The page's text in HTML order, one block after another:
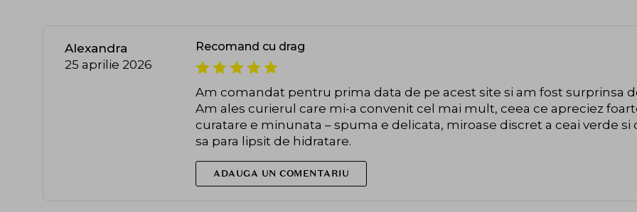
Alexandra
25 aprilie 2026
Recomand cu drag
Am comandat pentru prima data de pe acest site si am fost surprinsa
Am ales curierul care mi-a convenit cel mai mult, ceea ce apreciez
curatare e minunata – spuma e delicata, miroase discret a ceai verde
sa para lipsit de hidratare.
ADAUGA UN COMENTARIU